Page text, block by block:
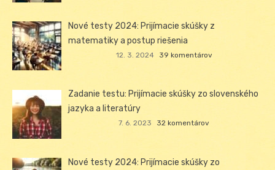
Nové testy 2024: Prijímacie skúšky z
matematiky a postup riešenia
12. 3. 2024 39 komentárov
Zadanie testu: Prijímacie skúšky zo slovenského
jazyka a literatúry
7. 6. 2023 32 komentárov
Nové testy 2024: Prijímacie skúšky zo